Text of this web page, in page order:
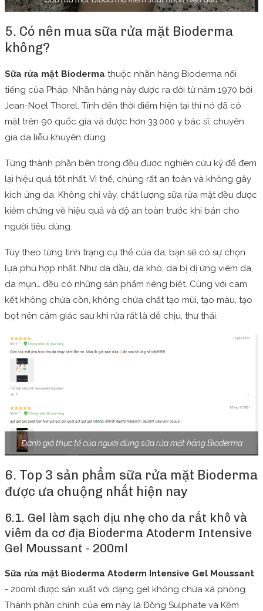
5. Có nên mua sữa rửa mặt Bioderma
không?
Sữa rửa mặt Bioderma thuộc nhãn hàng Bioderma nổi
tiếng của Pháp. Nhãn hàng này được ra đời từ năm 1970 bởi
Jean-Noel Thorel. Tính đến thời điểm hiện tại thì nó đã có
mặt trên 90 quốc gia và được hơn 33.000 y bác sĩ, chuyên
gia da liễu khuyên dùng.
Từng thành phần bên trong đều được nghiên cứu kỹ để đem
lại hiệu quả tốt nhất. Vì thế, chúng rất an toàn và không gây
kích ứng da. Không chỉ vậy, chất lượng sữa rửa mặt đều được
kiểm chứng về hiệu quả và độ an toàn trước khi bán cho
người tiêu dùng.
Tùy theo từng tình trạng cụ thể của da, bạn sẽ có sự chọn
lựa phù hợp nhất. Như da dầu, da khô, da bị dị ứng viêm da,
da mụn… đều có những sản phẩm riêng biệt. Cùng với cam
kết không chứa cồn, không chứa chất tạo mùi, tạo màu, tạo
bọt nên cảm giác sau khi rửa rất là dễ chịu, thư thái.
Đánh giá thực tế của người dùng sữa rửa mặt hãng Bioderma
6. Top 3 sản phẩm sữa rửa mặt Bioderma
được ưa chuộng nhất hiện nay
6.1. Gel làm sạch dịu nhẹ cho da rất khô và
viêm da cơ địa Bioderma Atoderm Intensive
Gel Moussant - 200ml
Sữa rửa mặt Bioderma Atoderm Intensive Gel Moussant
- 200ml được sản xuất với dạng gel không chứa xà phòng.
Thành phần chính của em này là Đồng Sulphate và Kẽm